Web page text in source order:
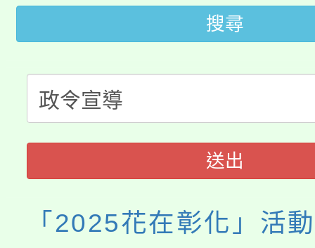
《TA101》溝通分析基
程，歡迎學生輔導中心
心理、諮商輔導、社會
系所師生報名參加。
轉知苗栗縣政府辦理
縣市「校園短影音徵選
門員」簡章及活動海報
踴躍報名參加。
要點
「桃園市補助參觀特色
展演活動實施計畫」
115年度「教育部表揚
義教育推展貢獻獎」
搜尋
送出
「2025花在彰化」活